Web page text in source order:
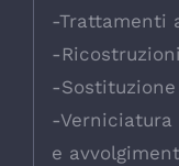
-Trattamenti
-
-
-
e